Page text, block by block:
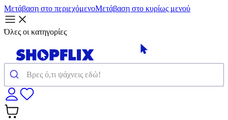
Μετάβαση στο περιεχόμενοΜετάβαση στο κυρίως μενού
Όλες οι κατηγορίες